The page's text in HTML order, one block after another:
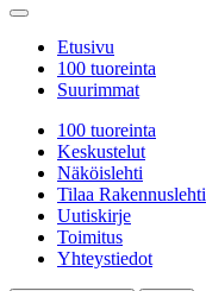
Etusivu
100 tuoreinta
Suurimmat
100 tuoreinta
Keskustelut
Näköislehti
Tilaa Rakennuslehti
Uutiskirje
Toimitus
Yhteystiedot